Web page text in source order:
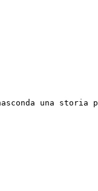
una storia